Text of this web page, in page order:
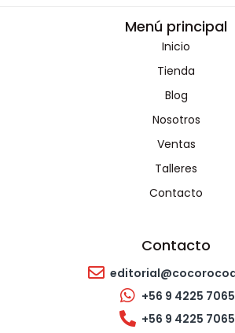
Menú principal
Inicio
Tienda
Blog
Nosotros
Ventas
Talleres
Contacto
Contacto
+56 9 4225 7065
+56 9 4225 7065